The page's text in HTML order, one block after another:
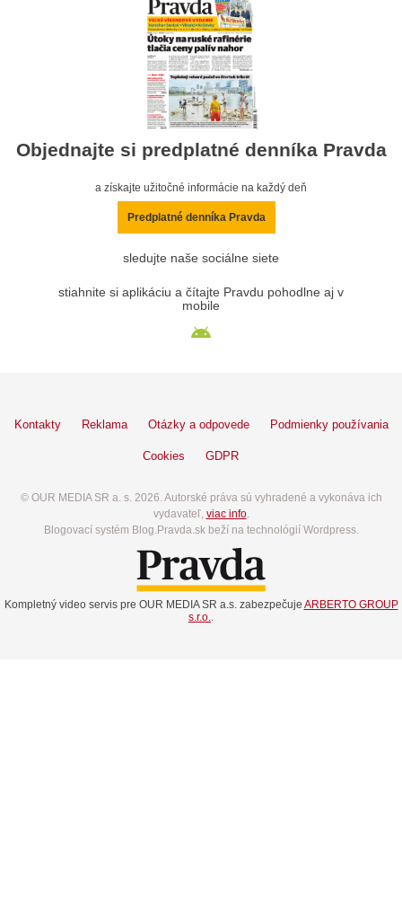
Objednajte si predplatné denníka Pravda
a získajte užitočné informácie na každý deň
Predplatné denníka Pravda
sledujte naše sociálne siete
stiahnite si aplikáciu a čítajte Pravdu pohodlne aj v
mobile
Kontakty Reklama Otázky a odpovede Podmienky používania
Cookies GDPR
© OUR MEDIA SR a. s. 2026. Autorské práva sú vyhradené a vykonáva ich
vydavateľ, viac info.
Blogovací systém Blog.Pravda.sk beží na technológií Wordpress.
Kompletný video servis pre OUR MEDIA SR a.s. zabezpečuje ARBERTO GROUP
s.r.o.